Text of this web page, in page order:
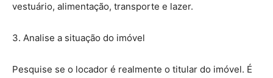
vestuário, alimentação, transporte e lazer.
3. Analise a situação do imóvel
Pesquise se o locador é realmente o titular do imóvel. É